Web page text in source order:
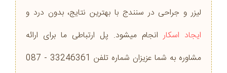
لیزر و جراحی در سنندج با بهترین نتایج، بدون درد و
ایجاد اسکارانجام میشود. پل ارتباطی ما برای ارائه
مشاوره به شما عزیزان شماره‌ تلفن 33246361 - 087